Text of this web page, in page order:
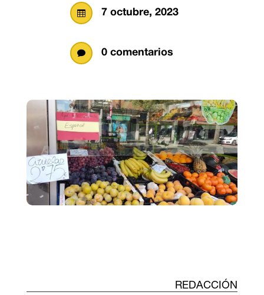
 7 octubre, 2023
 0 comentarios
REDACCIÓN